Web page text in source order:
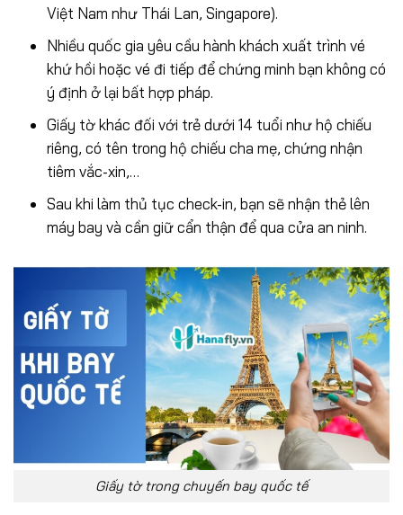
Việt Nam như Thái Lan, Singapore).
Nhiều quốc gia yêu cầu hành khách xuất trình vé
khứ hồi hoặc vé đi tiếp để chứng minh bạn không có
ý định ở lại bất hợp pháp.
Giấy tờ khác đối với trẻ dưới 14 tuổi như hộ chiếu
riêng, có tên trong hộ chiếu cha mẹ, chứng nhận
tiêm vắc-xin,…
Sau khi làm thủ tục check-in, bạn sẽ nhận thẻ lên
máy bay và cần giữ cẩn thận để qua cửa an ninh.
Giấy tờ trong chuyến bay quốc tế